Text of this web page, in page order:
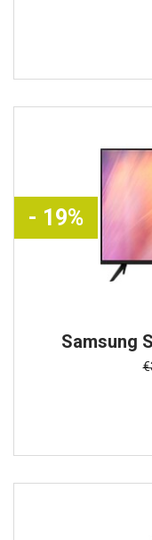
- 19%
Samsung